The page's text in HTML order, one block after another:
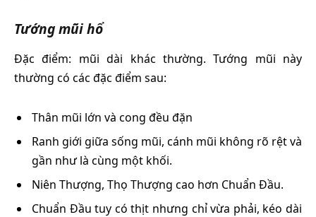
Tướng mũi hổ
Đặc điểm: mũi dài khác thường. Tướng mũi này
thường có các đặc điểm sau:
Thân mũi lớn và cong đều đặn
Ranh giới giữa sống mũi, cánh mũi không rõ rệt và
gần như là cùng một khối.
Niên Thượng, Thọ Thượng cao hơn Chuẩn Đầu.
Chuẩn Đầu tuy có thịt nhưng chỉ vừa phải, kéo dài